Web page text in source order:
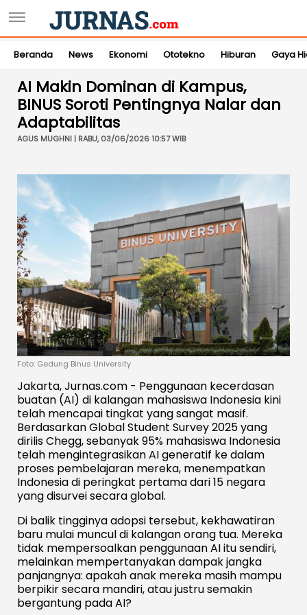
Beranda News Ekonomi Ototekno Hiburan Gaya
AI Makin Dominan di Kampus,
BINUS Soroti Pentingnya Nalar dan
Adaptabilitas
AGUS MUGHNI | RABU, 03/06/2026 10:57 WIB
Foto: Gedung Binus University
Jakarta, Jurnas.com - Penggunaan kecerdasan
buatan (AI) di kalangan mahasiswa Indonesia kini
telah mencapai tingkat yang sangat masif.
Berdasarkan Global Student Survey 2025 yang
dirilis Chegg, sebanyak 95% mahasiswa Indonesia
telah mengintegrasikan AI generatif ke dalam
proses pembelajaran mereka, menempatkan
Indonesia di peringkat pertama dari 15 negara
yang disurvei secara global.
Di balik tingginya adopsi tersebut, kekhawatiran
baru mulai muncul di kalangan orang tua. Mereka
tidak mempersoalkan penggunaan AI itu sendiri,
melainkan mempertanyakan dampak jangka
panjangnya: apakah anak mereka masih mampu
berpikir secara mandiri, atau justru semakin
bergantung pada AI?